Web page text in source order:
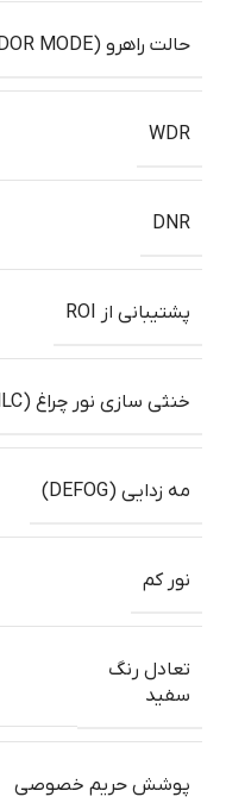
حالت راهرو (CORRIDOR MODE)
WDR
DNR
پشتیبانی از ROI
خنثی سازی نور چراغ (HLC)
مه زدایی (DEFOG)
نور کم
تعادل رنگ
سفید
پوشش حریم خصوصی